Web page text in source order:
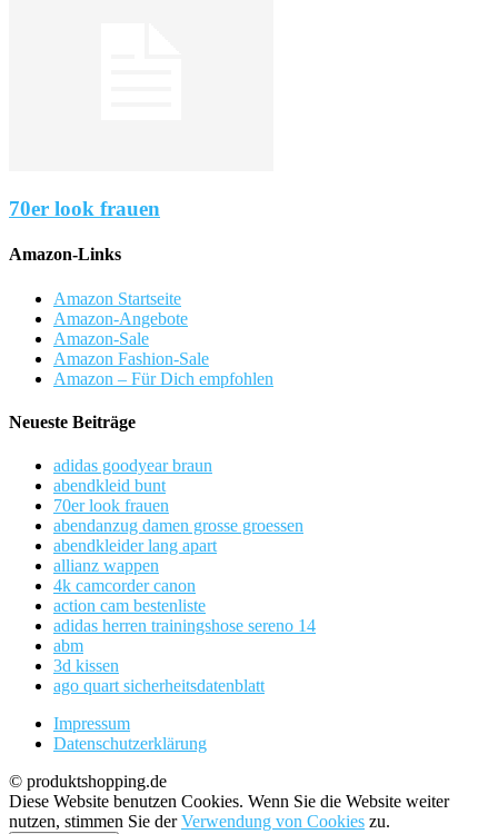
70er look frauen
Amazon-Links
Amazon Startseite
Amazon-Angebote
Amazon-Sale
Amazon Fashion-Sale
Amazon – Für Dich empfohlen
Neueste Beiträge
adidas goodyear braun
abendkleid bunt
70er look frauen
abendanzug damen grosse groessen
abendkleider lang apart
allianz wappen
4k camcorder canon
action cam bestenliste
adidas herren trainingshose sereno 14
abm
3d kissen
ago quart sicherheitsdatenblatt
Impressum
Datenschutzerklärung
© produktshopping.de
Diese Website benutzen Cookies. Wenn Sie die Website weiter
nutzen, stimmen Sie derVerwendung von Cookies zu.